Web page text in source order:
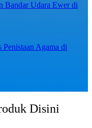
Bandar Udara Ewer di
Agama di
Disini